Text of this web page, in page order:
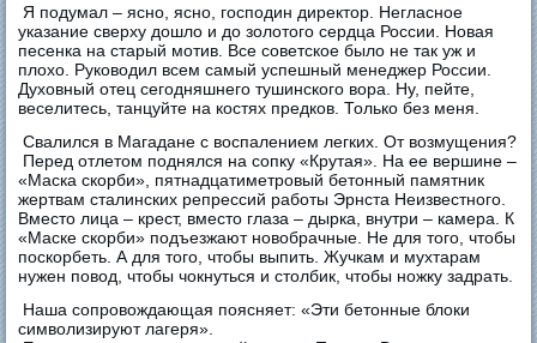
Я подумал – ясно, ясно, господин директор. Негласное
указание сверху дошло и до золотого сердца России. Новая
песенка на старый мотив. Все советское было не так уж и
плохо. Руководил всем самый успешный менеджер России.
Духовный отец сегодняшнего тушинского вора. Ну, пейте,
веселитесь, танцуйте на костях предков. Только без меня.
Свалился в Магадане с воспалением легких. От возмущения?
Перед отлетом поднялся на сопку «Крутая». На ее вершине –
«Маска скорби», пятнадцатиметровый бетонный памятник
жертвам сталинских репрессий работы Эрнста Неизвестного.
Вместо лица – крест, вместо глаза – дырка, внутри – камера. К
«Маске скорби» подъезжают новобрачные. Не для того, чтобы
поскорбеть. А для того, чтобы выпить. Жучкам и мухтарам
нужен повод, чтобы чокнуться и столбик, чтобы ножку задрать.
Наша сопровождающая поясняет: «Эти бетонные блоки
символизируют лагеря».